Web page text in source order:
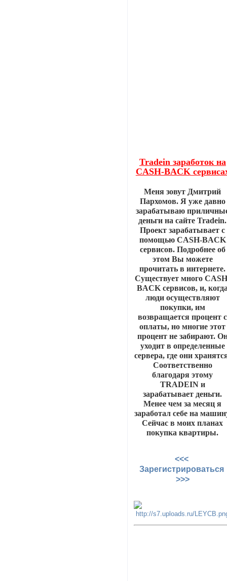
Tradein заработок на
CASH-BACK
Меня зовут Дмитрий
Пархомов. Я уже давно
зарабатываю
деньги на сайте Tradein.
Проект зарабатывает с
помощью CASH-BACK
сервисов. Подробнее об
этом Вы можете
прочитать в интернете.
Cуществует много
BACK сервисов, и,
люди осуществляют
покупки, им
возвращается процент с
оплаты, но многие этот
процент не забирают.
уходит в определенные
сервера, где они
Соответственно
благодаря этому
TRADEIN и
зарабатывает деньги.
Менее чем за месяц я
заработал себе на
Сейчас в моих планах
покупка квартиры.
<<<
Зарегистрироваться
>>>